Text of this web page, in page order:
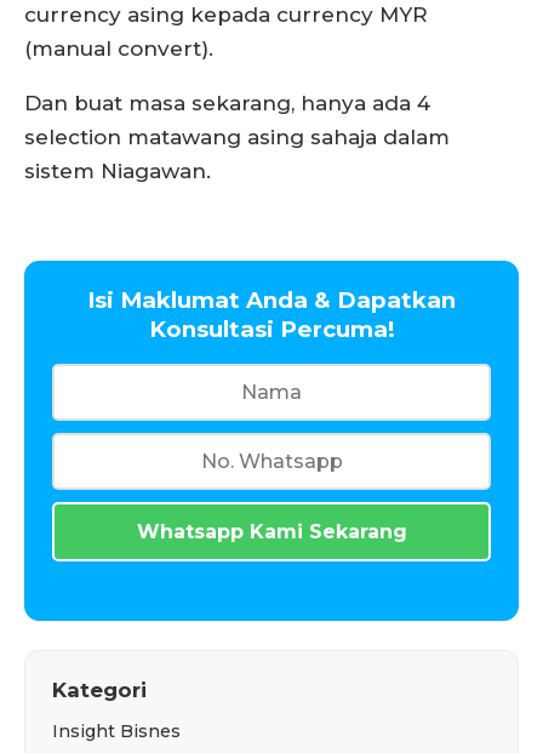
currency asing kepada currency MYR
(manual convert).
Dan buat masa sekarang, hanya ada 4
selection matawang asing sahaja dalam
sistem Niagawan.
Isi Maklumat Anda & Dapatkan
Konsultasi Percuma!
Whatsapp Kami Sekarang
Kategori
Insight Bisnes